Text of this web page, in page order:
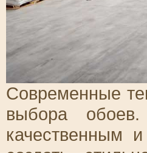
Современные
выбора
качественным